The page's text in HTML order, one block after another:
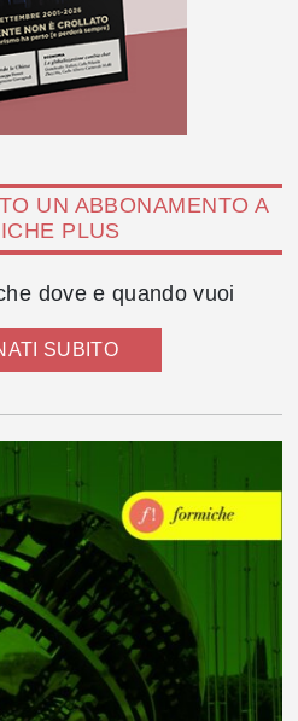
UN ABBONAMENTO A
PLUS
dove e quando vuoi
SUBITO